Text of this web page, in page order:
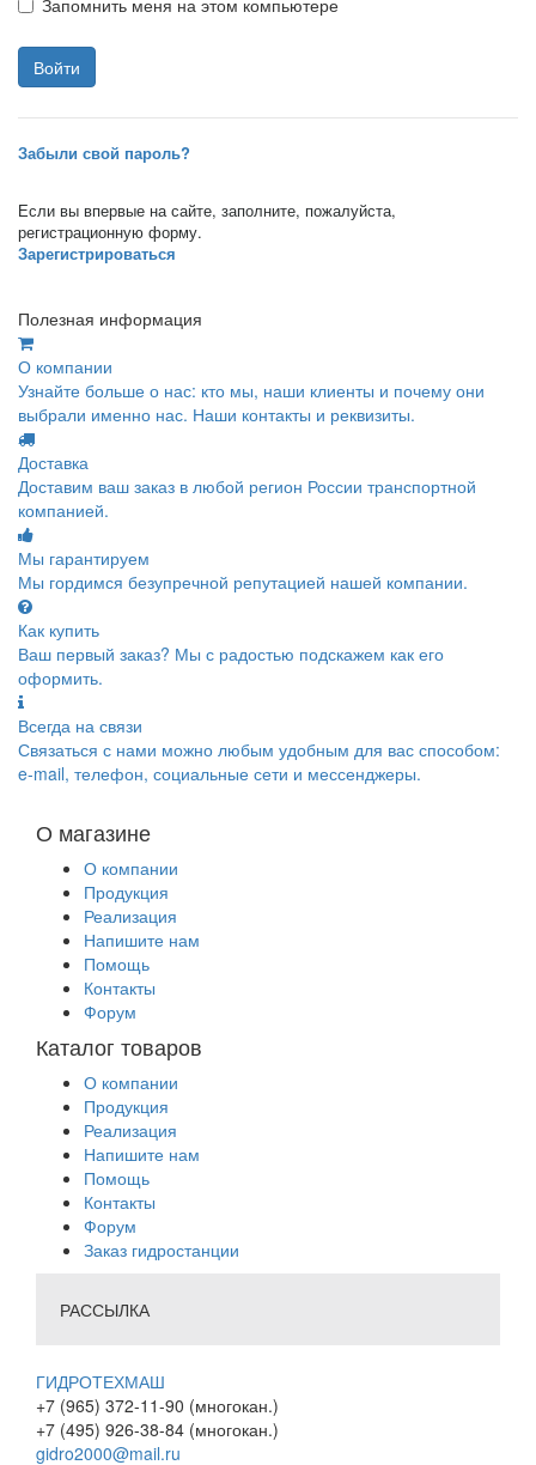
Запомнить меня на этом компьютере
Забыли свой пароль?
Если вы впервые на сайте, заполните, пожалуйста,
регистрационную форму.
Зарегистрироваться
Полезная информация
О компании
Узнайте больше о нас: кто мы, наши клиенты и почему они
выбрали именно нас. Наши контакты и реквизиты.
Доставка
Доставим ваш заказ в любой регион России транспортной
компанией.
Мы гарантируем
Мы гордимся безупречной репутацией нашей компании.
Как купить
Ваш первый заказ? Мы с радостью подскажем как его
оформить.
Всегда на связи
Связаться с нами можно любым удобным для вас способом:
e-mail, телефон, социальные сети и мессенджеры.
О магазине
О компании
Продукция
Реализация
Напишите нам
Помощь
Контакты
Форум
Каталог товаров
О компании
Продукция
Реализация
Напишите нам
Помощь
Контакты
Форум
Заказ гидростанции
РАССЫЛКА
ГИДРОТЕХМАШ
+7 (965) 372-11-90 (многокан.)
+7 (495) 926-38-84 (многокан.)
gidro2000@mail.ru